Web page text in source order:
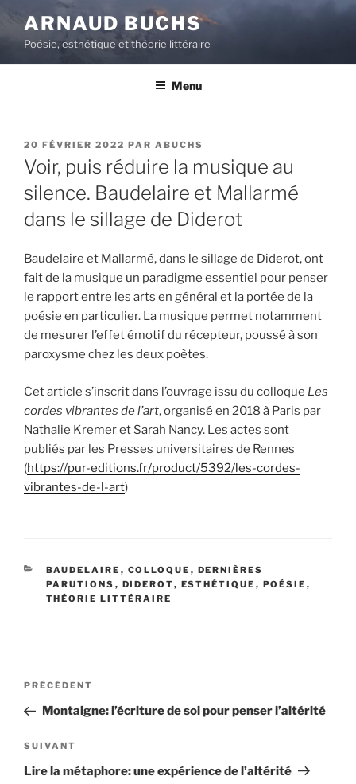
contenu
principal
ARNAUD BUCHS
Poésie, esthétique et théorie littéraire
Menu
PUBLIÉ
LE
20 FÉVRIER 2022 PAR ABUCHS
Voir, puis réduire la musique au
silence. Baudelaire et Mallarmé
dans le sillage de Diderot
Baudelaire et Mallarmé, dans le sillage de Diderot, ont
fait de la musique un paradigme essentiel pour penser
le rapport entre les arts en général et la portée de la
poésie en particulier. La musique permet notamment
de mesurer l’effet émotif du récepteur, poussé à son
paroxysme chez les deux poètes.
Cet article s’inscrit dans l’ouvrage issu du colloque Les
cordes vibrantes de l’art, organisé en 2018 à Paris par
Nathalie Kremer et Sarah Nancy. Les actes sont
publiés par les Presses universitaires de Rennes
(https://pur-editions.fr/product/5392/les-cordes-
vibrantes-de-l-art)
CATÉGORIES
BAUDELAIRE , COLLOQUE , DERNIÈRES
PARUTIONS , DIDEROT, ESTHÉTIQUE , POÉSIE ,
THÉORIE LITTÉRAIRE
Navigation
l’article
Article
précédent
PRÉCÉDENT
Montaigne: l’écriture de soi pour penser l’altérité
Article
suivant
SUIVANT
Lire la métaphore: une expérience de l’altérité